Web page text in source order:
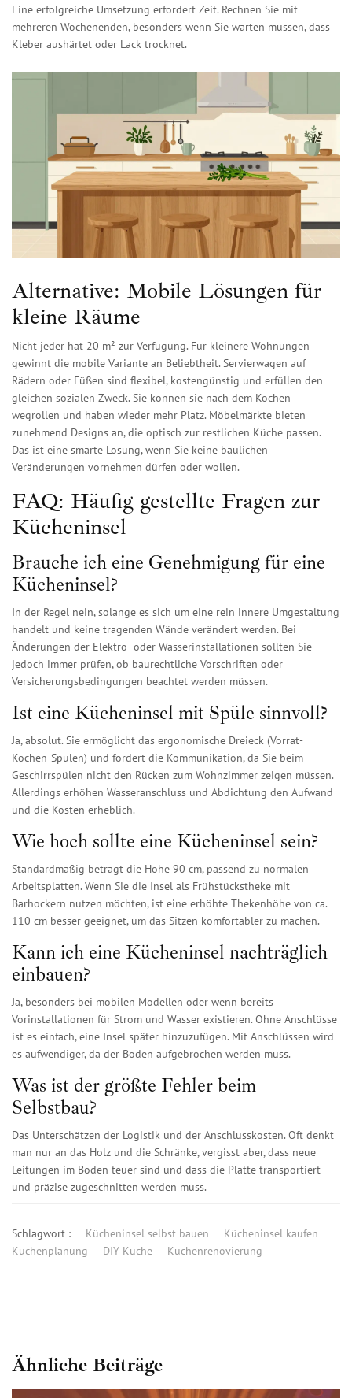
Eine erfolgreiche Umsetzung erfordert Zeit. Rechnen Sie mit
mehreren Wochenenden, besonders wenn Sie warten müssen, dass
Kleber aushärtet oder Lack trocknet.
Alternative: Mobile Lösungen für
kleine Räume
Nicht jeder hat 20 m² zur Verfügung. Für kleinere Wohnungen
gewinnt die mobile Variante an Beliebtheit. Servierwagen auf
Rädern oder Füßen sind flexibel, kostengünstig und erfüllen den
gleichen sozialen Zweck. Sie können sie nach dem Kochen
wegrollen und haben wieder mehr Platz. Möbelmärkte bieten
zunehmend Designs an, die optisch zur restlichen Küche passen.
Das ist eine smarte Lösung, wenn Sie keine baulichen
Veränderungen vornehmen dürfen oder wollen.
FAQ: Häufig gestellte Fragen zur
Kücheninsel
Brauche ich eine Genehmigung für eine
Kücheninsel?
In der Regel nein, solange es sich um eine rein innere Umgestaltung
handelt und keine tragenden Wände verändert werden. Bei
Änderungen der Elektro- oder Wasserinstallationen sollten Sie
jedoch immer prüfen, ob baurechtliche Vorschriften oder
Versicherungsbedingungen beachtet werden müssen.
Ist eine Kücheninsel mit Spüle sinnvoll?
Ja, absolut. Sie ermöglicht das ergonomische Dreieck (Vorrat-
Kochen-Spülen) und fördert die Kommunikation, da Sie beim
Geschirrspülen nicht den Rücken zum Wohnzimmer zeigen müssen.
Allerdings erhöhen Wasseranschluss und Abdichtung den Aufwand
und die Kosten erheblich.
Wie hoch sollte eine Kücheninsel sein?
Standardmäßig beträgt die Höhe 90 cm, passend zu normalen
Arbeitsplatten. Wenn Sie die Insel als Frühstückstheke mit
Barhockern nutzen möchten, ist eine erhöhte Thekenhöhe von ca.
110 cm besser geeignet, um das Sitzen komfortabler zu machen.
Kann ich eine Kücheninsel nachträglich
einbauen?
Ja, besonders bei mobilen Modellen oder wenn bereits
Vorinstallationen für Strom und Wasser existieren. Ohne Anschlüsse
ist es einfach, eine Insel später hinzuzufügen. Mit Anschlüssen wird
es aufwendiger, da der Boden aufgebrochen werden muss.
Was ist der größte Fehler beim
Selbstbau?
Das Unterschätzen der Logistik und der Anschlusskosten. Oft denkt
man nur an das Holz und die Schränke, vergisst aber, dass neue
Leitungen im Boden teuer sind und dass die Platte transportiert
und präzise zugeschnitten werden muss.
Schlagwort : Kücheninsel selbst bauen
Kücheninsel kaufen
Küchenplanung
DIY Küche Küchenrenovierung
Ähnliche Beiträge